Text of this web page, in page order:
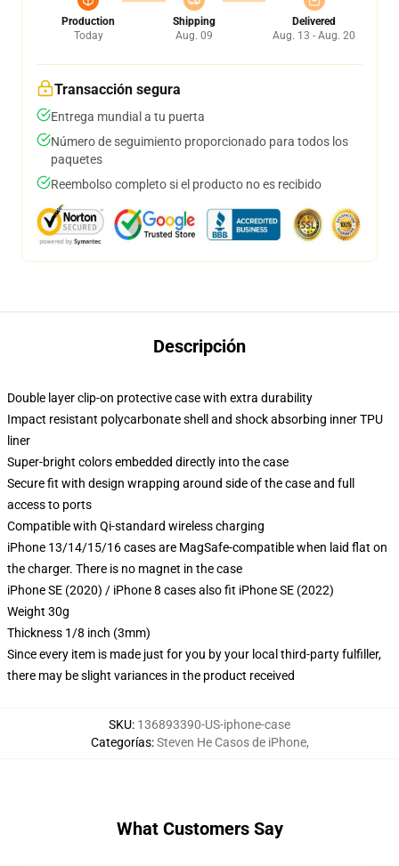
Production
Today
Shipping
Aug. 09
Delivered
Aug. 13 - Aug. 20
Transacción segura
Entrega mundial a tu puerta
Número de seguimiento proporcionado para todos los
paquetes
Reembolso completo si el producto no es recibido
Descripción
Double layer clip-on protective case with extra durability
Impact resistant polycarbonate shell and shock absorbing inner TPU
liner
Super-bright colors embedded directly into the case
Secure fit with design wrapping around side of the case and full
access to ports
Compatible with Qi-standard wireless charging
iPhone 13/14/15/16 cases are MagSafe-compatible when laid flat on
the charger. There is no magnet in the case
iPhone SE (2020) / iPhone 8 cases also fit iPhone SE (2022)
Weight 30g
Thickness 1/8 inch (3mm)
Since every item is made just for you by your local third-party fulfiller,
there may be slight variances in the product received
SKU: 136893390-US-iphone-case
Categorías:Steven He Casos de iPhone,
What Customers Say